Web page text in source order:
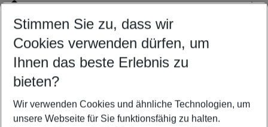
Location
Customize your offer
Find the perfect deal which suits your best
Your departure airport
Any airport
Select your date range
10/08/26–08/08/27 5-8 nights
Stimmen Sie zu, dass wir
Cookies verwenden dürfen, um
Ihnen das beste Erlebnis zu
bieten?
Wir verwenden Cookies und ähnliche Technologien, um
unsere Webseite für Sie funktionsfähig zu halten.